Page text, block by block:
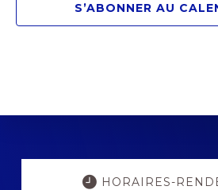
S’ABONNER AU
Explore
HORAIRES-